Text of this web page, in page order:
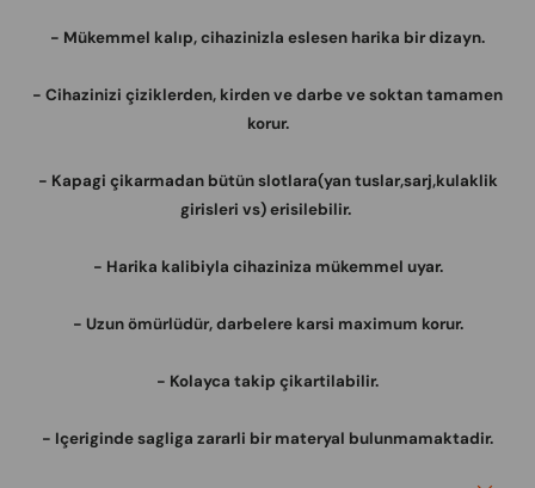
- Mükemmel kalıp, cihazinizla eslesen harika bir dizayn.
- Cihazinizi çiziklerden, kirden ve darbe ve soktan tamamen
korur.
- Kapagi çikarmadan bütün slotlara(yan tuslar,sarj,kulaklik
girisleri vs) erisilebilir.
- Harika kalibiyla cihaziniza mükemmel uyar.
- Uzun ömürlüdür, darbelere karsi maximum korur.
- Kolayca takip çikartilabilir.
- Içeriginde sagliga zararli bir materyal bulunmamaktadir.